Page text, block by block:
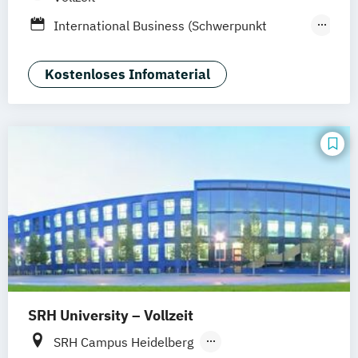
Braunschweig Erfurt
International Business (Schwerpunkt
Psychology)
Psychologie Rechtspsychologie
Kostenloses Infomaterial
SRH University – Vollzeit
SRH Campus Heidelberg